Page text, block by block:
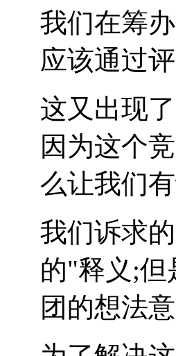
我们在筹
应该通过
这又出现
因为这个
么让我们
我们诉求
的"释义;但
团的想法